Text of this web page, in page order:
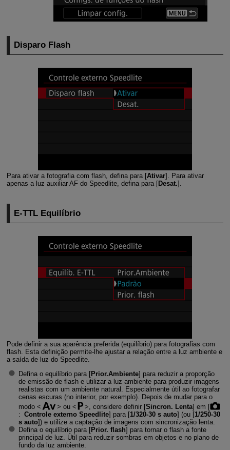
Disparo Flash
Para ativar a fotografia com flash, defina para [Ativar]. Para ativar
apenas a luz auxiliar AF do Speedlite, defina para [Desat.].
E-TTL Equilíbrio
Pode definir a sua aparência preferida (equilíbrio) para fotografias com
flash. Esta definição permite-lhe ajustar a relação entre a luz ambiente e
a saída de luz do Speedlite.
Defina o equilíbrio para [Prior.Ambiente] para reduzir a proporção
de emissão de flash e utilizar a luz ambiente para produzir imagens
realistas com um ambiente natural. Especialmente útil ao fotografar
cenas escuras (no interior, por exemplo). Depois de mudar para o
modo
ou , considere definir [Sincron. Lenta] em [
: Controle externo Speedlite] para [1/320-30 s auto] (ou [1/250-30
s auto]) e utilize a captação de imagens com sincronização lenta.
Defina o equilíbrio para [Prior. flash] para tornar o flash a fonte
principal de luz. Útil para reduzir sombras em objetos e no plano de
fundo da luz ambiente.